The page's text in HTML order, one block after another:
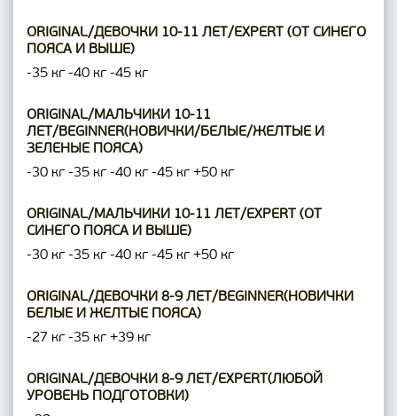
ORIGINAL/ДЕВОЧКИ 10-11 ЛЕТ/EXPERT (ОТ СИНЕГО
ПОЯСА И ВЫШЕ)
-35 кг -40 кг -45 кг
ORIGINAL/МАЛЬЧИКИ 10-11
ЛЕТ/BEGINNER(НОВИЧКИ/БЕЛЫЕ/ЖЕЛТЫЕ И
ЗЕЛЕНЫЕ ПОЯСА)
-30 кг -35 кг -40 кг -45 кг +50 кг
ORIGINAL/МАЛЬЧИКИ 10-11 ЛЕТ/EXPERT (ОТ
СИНЕГО ПОЯСА И ВЫШЕ)
-30 кг -35 кг -40 кг -45 кг +50 кг
ORIGINAL/ДЕВОЧКИ 8-9 ЛЕТ/BEGINNER(НОВИЧКИ
БЕЛЫЕ И ЖЕЛТЫЕ ПОЯСА)
-27 кг -35 кг +39 кг
ORIGINAL/ДЕВОЧКИ 8-9 ЛЕТ/EXPERT(ЛЮБОЙ
УРОВЕНЬ ПОДГОТОВКИ)